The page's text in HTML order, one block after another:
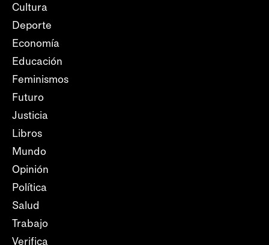
Cultura
Deporte
Economía
Educación
Feminismos
Futuro
Justicia
Libros
Mundo
Opinión
Política
Salud
Trabajo
Verifica